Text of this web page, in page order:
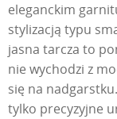
eleganckim
stylizacją typu
jasna tarcza to
nie wychodzi z
się na
tylko precyzyjne